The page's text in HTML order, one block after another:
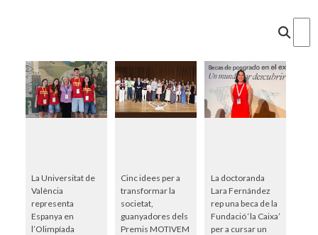
La Universitat de
València
representa
Espanya en
l’Olimpíada
Cinc idees per a
transformar la
societat,
guanyadores dels
Premis MOTIVEM
La doctoranda
Lara Fernández
rep una beca de la
Fundació ‘la Caixa’
per a cursar un